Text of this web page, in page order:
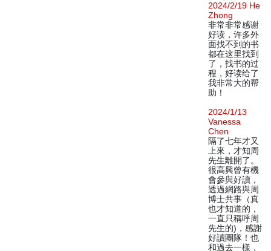
2024/2/19 He
Zhong
非常非常感谢
好读，许多外
面找不到的书
都在这里找到
了，找书的过
程，好读给了
我非常大的帮
助！
2024/1/13
Vanessa
Chen
隔了七年才又
上來，才知周
先生離開了。
很高興曾有機
會參與好讀，
透過網路與周
博士共事（真
也才知道的，
一直只稱呼周
先生的)，感謝
好讀團隊！也
和過去一樣，